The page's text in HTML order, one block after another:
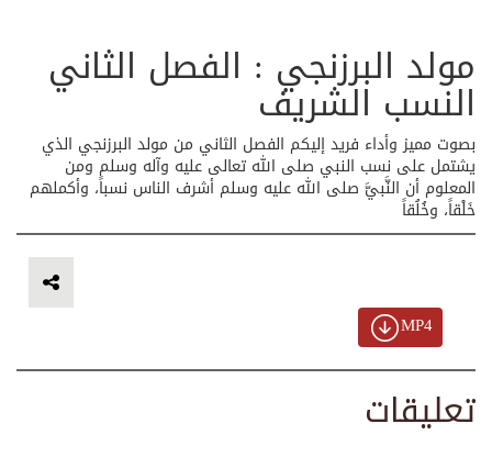
مولد البرزنجي : الفصل الثاني
النسب الشريف
بصوت مميز وأداء فريد إليكم الفصل الثاني من مولد البرزنجي الذي
يشتمل على نسب النبي صلى الله تعالى عليه وآله وسلم ومن
المعلوم أن النَّبيَّ صلى الله عليه وسلم أشرف الناس نسباً، وأكملهم
خَلْقاً، وخُلُقاً
MP4
تعليقات